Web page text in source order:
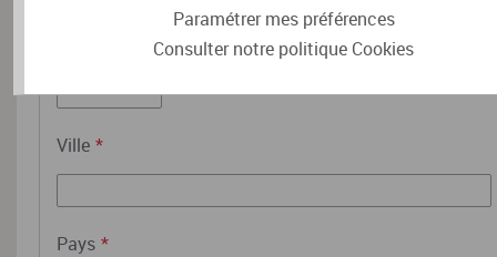
*
Ville *
Pays *
Paramétrer mes préférences
Consulter notre politique Cookies